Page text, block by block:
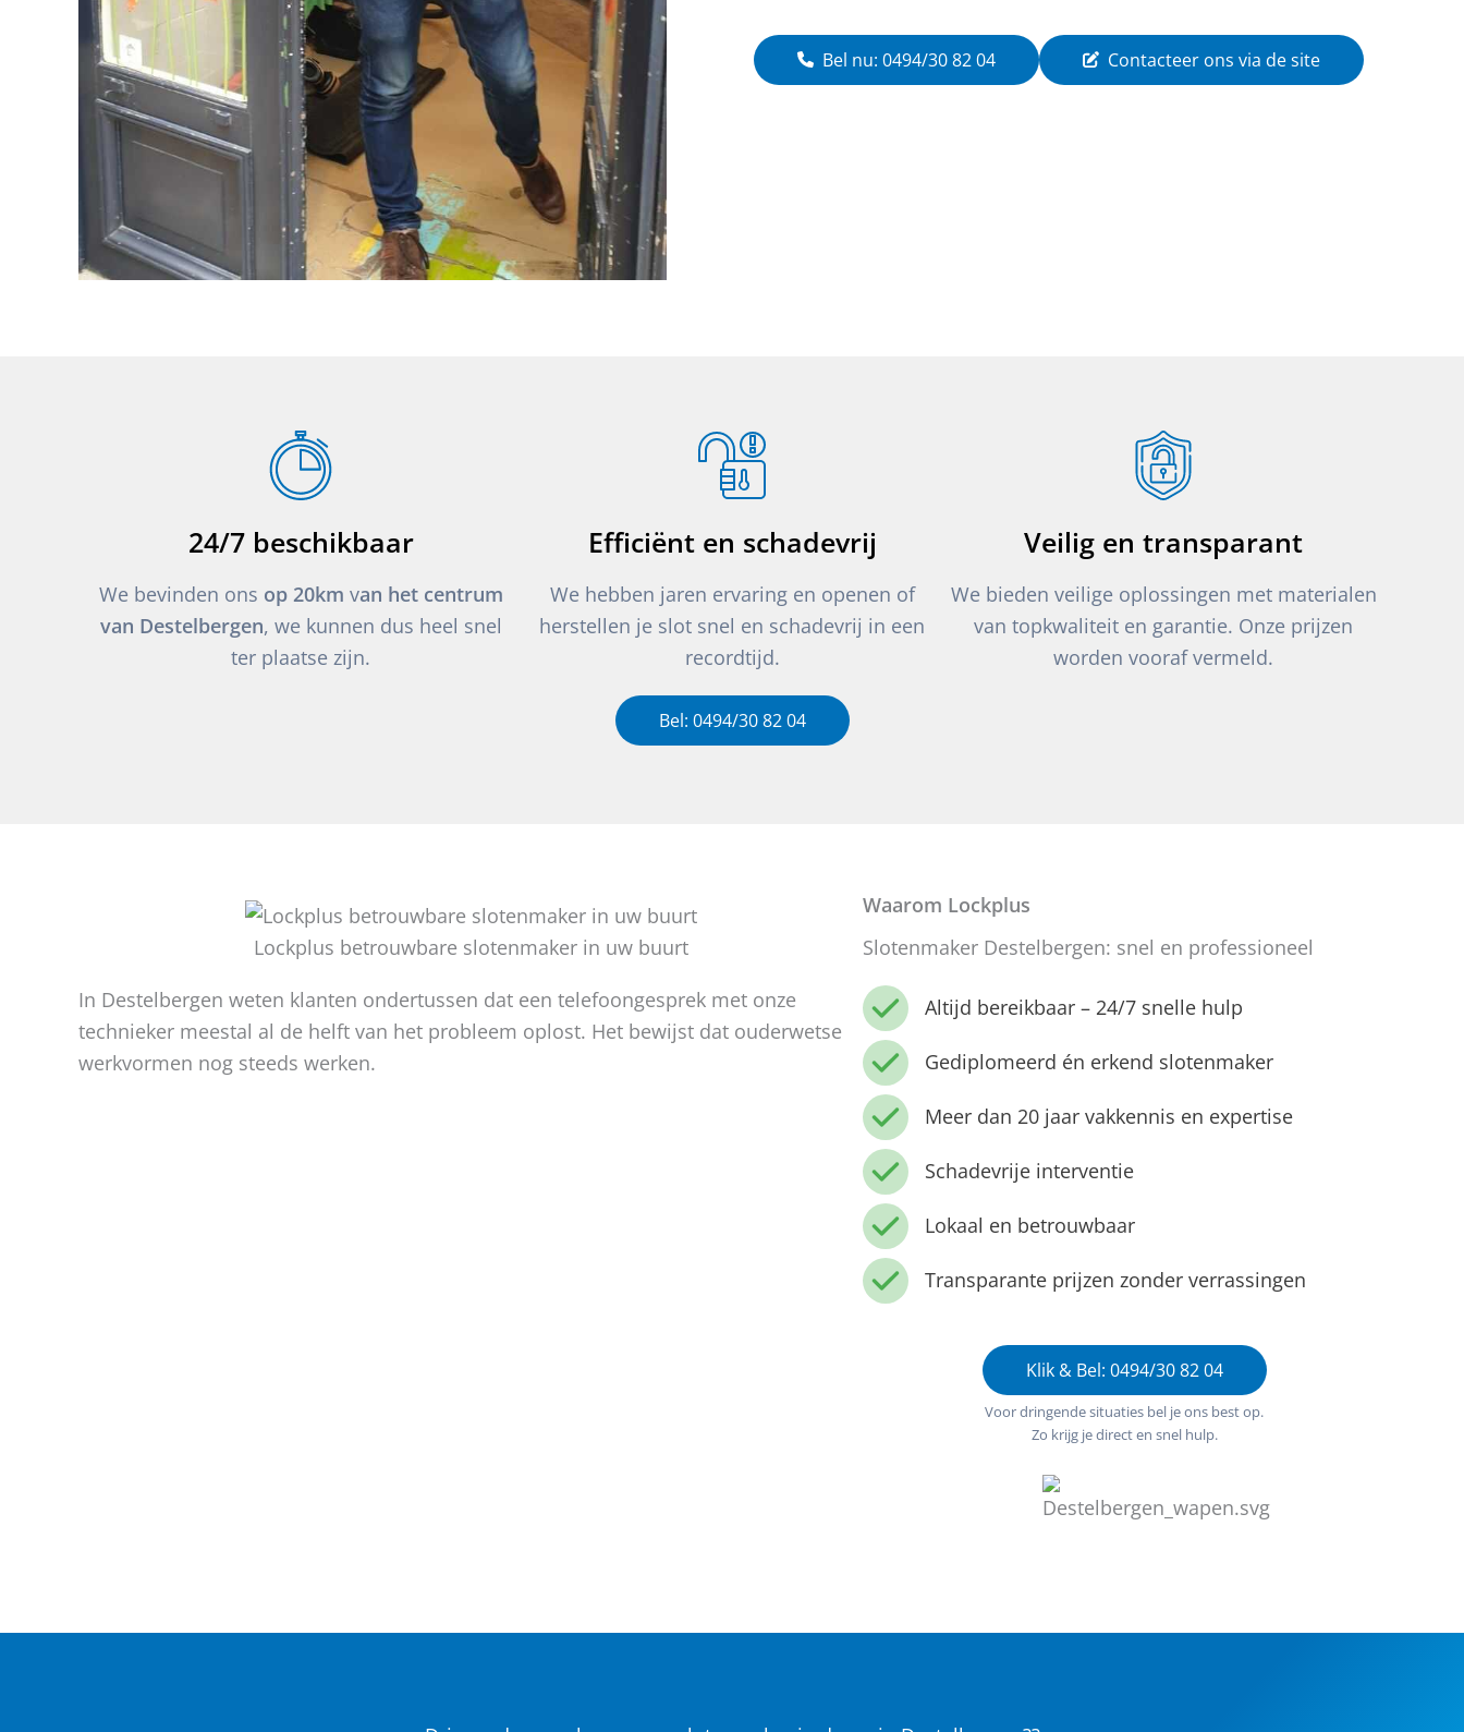
Bel nu: 0494/30 82 04 Contacteer ons via de site
24/7 beschikbaar
We bevinden ons op 20km van het centrum
van Destelbergen, we kunnen dus heel snel
ter plaatse zijn.
Efficiënt en schadevrij
We hebben jaren ervaring en openen of
herstellen je slot snel en schadevrij in een
recordtijd.
Bel: 0494/30 82 04
Veilig en transparant
We bieden veilige oplossingen met materialen
van topkwaliteit en garantie. Onze prijzen
worden vooraf vermeld.
Lockplus betrouwbare slotenmaker in uw buurt
In Destelbergen weten klanten ondertussen dat een telefoongesprek met onze
technieker meestal al de helft van het probleem oplost. Het bewijst dat ouderwetse
werkvormen nog steeds werken.
Waarom Lockplus
Slotenmaker Destelbergen: snel en professioneel
Altijd bereikbaar – 24/7 snelle hulp
Gediplomeerd én erkend slotenmaker
Meer dan 20 jaar vakkennis en expertise
Schadevrije interventie
Lokaal en betrouwbaar
Transparante prijzen zonder verrassingen
Klik & Bel: 0494/30 82 04
Voor dringende situaties bel je ons best op.
Zo krijg je direct en snel hulp.